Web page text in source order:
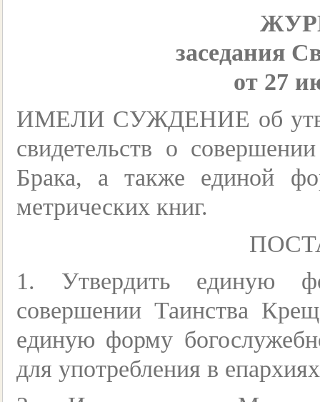
заседания
от 27
ИМЕЛИ СУЖДЕНИЕ об
свидетельств о
Брака, а также единой
метрических книг.
1. Утвердить единую
совершении Таинства
единую форму
для употребления в